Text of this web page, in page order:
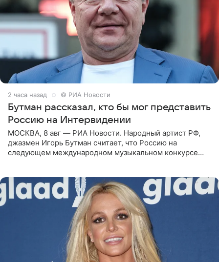
2 часа назад © РИА Новости
Бутман рассказал, кто бы мог представить
Россию на Интервидении
МОСКВА, 8 авг — РИА Новости. Народный артист РФ,
джазмен Игорь Бутман считает, что Россию на
следующем международном музыкальном конкурсе